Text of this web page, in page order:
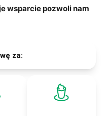
wsparcie pozwoli nam
za: